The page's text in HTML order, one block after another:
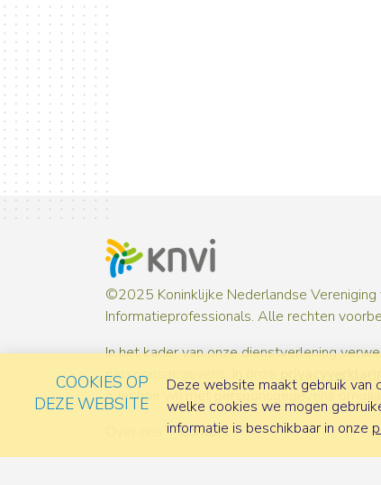
©2025 Koninklijke Nederlandse Vereniging
Informatieprofessionals. Alle rechten
In het kader van onze dienstverlening
persoonsgegevens. In onze
over hoe wij met persoonsgegevens
Contact
COOKIES OP
DEZE WEBSITE
Deze website maakt gebruik van
welke cookies we mogen
informatie is beschikbaar in onze